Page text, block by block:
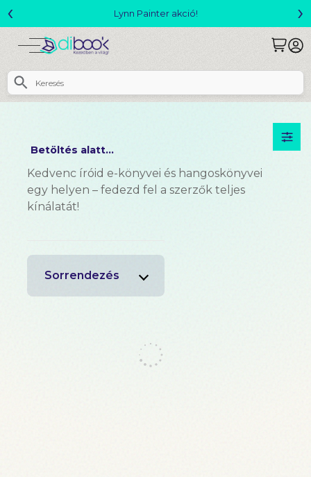
Lynn Painter akció!
‹ ›
Betöltés alatt...
Kedvenc íróid e-könyvei és hangoskönyvei
egy helyen – fedezd fel a szerzők teljes
kínálatát!
Sorrendezés